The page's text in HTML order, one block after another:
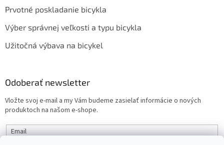
Prvotné poskladanie bicykla
Výber správnej veľkosti a typu bicykla
Užitočná výbava na bicykel
Odoberať newsletter
Vložte svoj e-mail a my Vám budeme zasielať informácie o nových
produktoch na našom e-shope.
Email